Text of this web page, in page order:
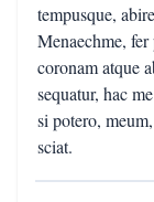
tempusque,
Menaechme,
coronam atque
sequatur, hac
si potero,
sciat.